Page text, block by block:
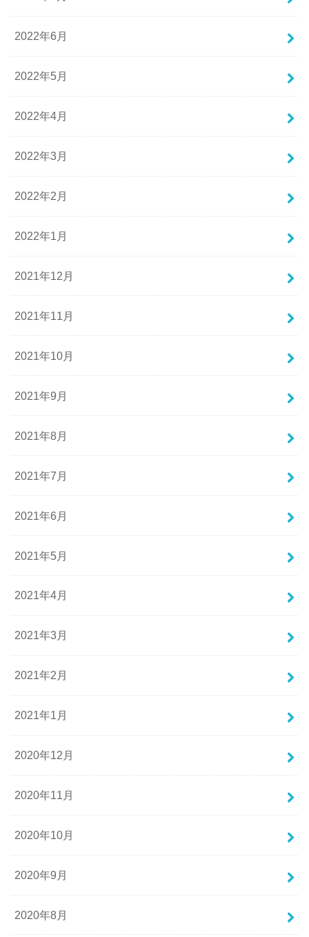
2022年6月
2022年5月
2022年4月
2022年3月
2022年2月
2022年1月
2021年12月
2021年11月
2021年10月
2021年9月
2021年8月
2021年7月
2021年6月
2021年5月
2021年4月
2021年3月
2021年2月
2021年1月
2020年12月
2020年11月
2020年10月
2020年9月
2020年8月